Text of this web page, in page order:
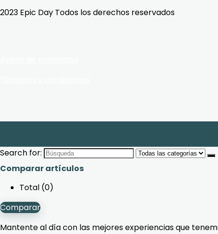
2023 Epic Day Todos los derechos reservados
Search for:
Comparar artículos
Total (0)
Comparar
Mantente al día con las mejores experiencias que